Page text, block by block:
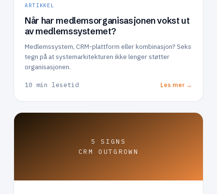
ARTIKKEL
Når har medlemsorganisasjonen vokst ut
av medlemssystemet?
Medlemssystem, CRM-plattform eller kombinasjon? Seks
tegn på at systemarkitekturen ikke lenger støtter
organisasjonen.
10 min lesetid Les mer →
5 SIGNS
CRM OUTGROWN